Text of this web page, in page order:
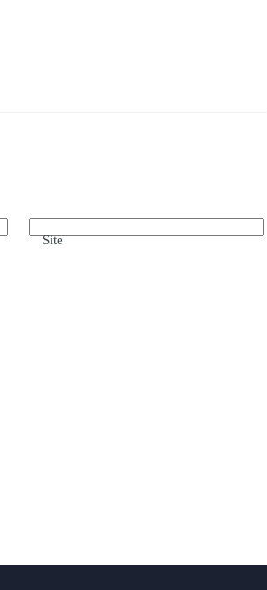
Site